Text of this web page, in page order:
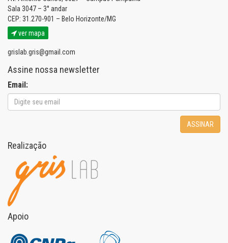
Sala 3047 – 3° andar
CEP: 31.270-901 – Belo Horizonte/MG
ver mapa
grislab.gris@gmail.com
Assine nossa newsletter
Email:
ASSINAR
Realização
Apoio